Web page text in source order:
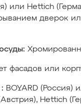
или Hettich
дверок
фасадов или
BOYARD (Россия)
Hettich